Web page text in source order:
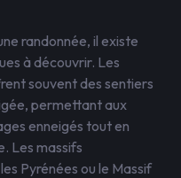
randonnée, il existe
à découvrir. Les
souvent des sentiers
permettant aux
enneigés tout en
Les massifs
Pyrénées ou le Massif